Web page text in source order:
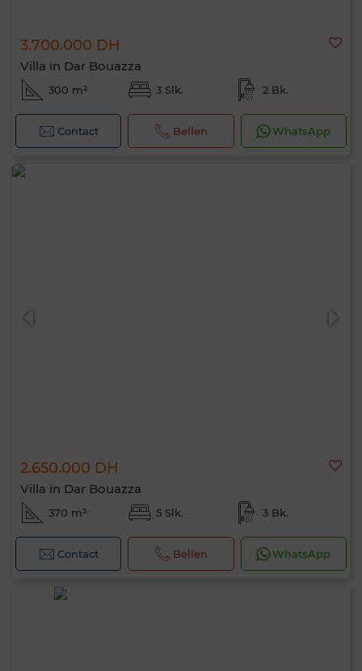
3.700.000 DH
Villa in Dar Bouazza
300 m² 3 Slk. 2 Bk.
Contact Bellen WhatsApp
2.650.000 DH
Villa in Dar Bouazza
370 m² 5 Slk. 3 Bk.
Contact Bellen WhatsApp